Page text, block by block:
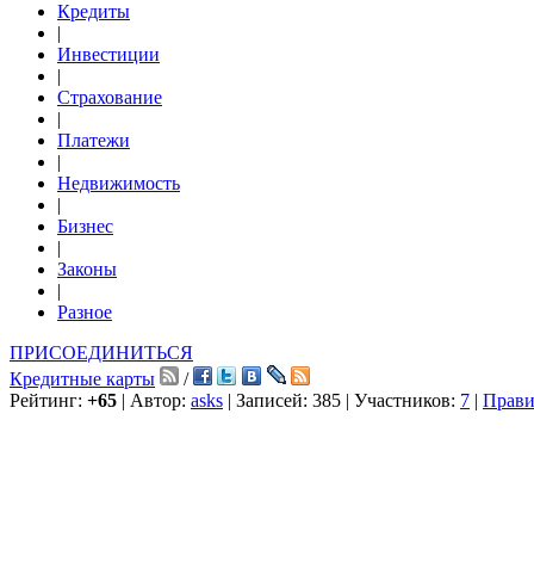
Кредиты
|
Инвестиции
|
Страхование
|
Платежи
|
Недвижимость
|
Бизнес
|
Законы
|
Разное
ПРИСОЕДИНИТЬСЯ
Кредитные карты
/
Рейтинг: +65 | Автор: asks | Записей: 385 | Участников: 7 |